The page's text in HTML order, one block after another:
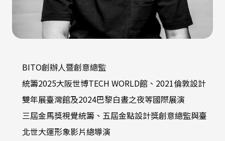
BITO創辦人暨創意總監
統籌2025大阪世博TECH WORLD館、2021倫敦設計
雙年展臺灣館及2024巴黎白晝之夜等國際展演
三屆金馬獎視覺統籌、五屆金點設計獎創意總監與臺
北世大運形象影片總導演